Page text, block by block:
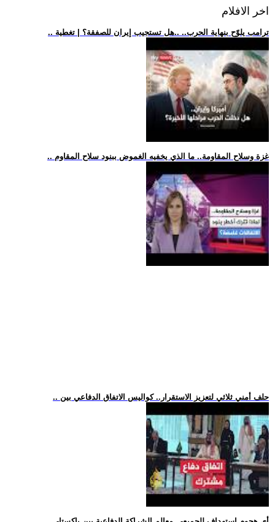
اخر الافلام
.. ترامب يلوّح بنهاية الحرب.. ..هل تستجيب إيران للصفقة؟ | تغطية
.. غزة وسلاح المقاومة.. ما الذي يخفيه الغموض ببنود سلاح المقاوم
.. حلف أمني ثلاثي لتعزيز الاستقرار.. كواليس الاتفاق الدفاعي بين